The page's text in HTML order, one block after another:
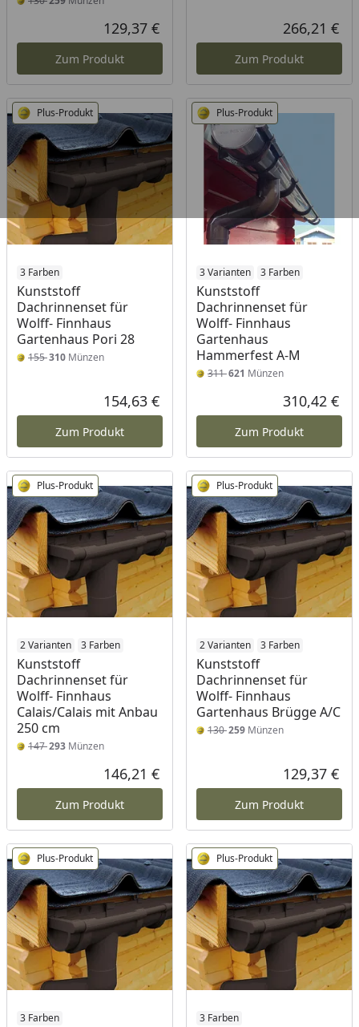
Aktueller Preis
129,37 €
Zum Produkt
266,21 €
Zum Produkt
Plus-Produkt
3 Farben
Kunststoff
Dachrinnenset für
Wolff- Finnhaus
Gartenhaus Pori 28
155310 Münzen
Aktueller Preis
154,63 €
Zum Produkt
Plus-Produkt
3 Varianten 3 Farben
Kunststoff
Dachrinnenset für
Wolff- Finnhaus
Gartenhaus
Hammerfest A-M
311621 Münzen
310,42 €
Zum Produkt
Plus-Produkt
2 Varianten 3 Farben
Kunststoff
Dachrinnenset für
Wolff- Finnhaus
Calais/Calais mit Anbau
250 cm
147293 Münzen
Aktueller Preis
146,21 €
Zum Produkt
Plus-Produkt
2 Varianten 3 Farben
Kunststoff
Dachrinnenset für
Wolff- Finnhaus
Gartenhaus Brügge A/C
130259Münzen
129,37 €
Zum Produkt
Plus-Produkt
3 Farben
Plus-Produkt
3 Farben